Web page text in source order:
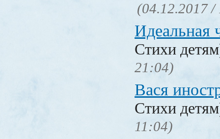
(04.12.2017 /
Идеальная
Стихи
21:04)
Вася
Стихи
11:04)